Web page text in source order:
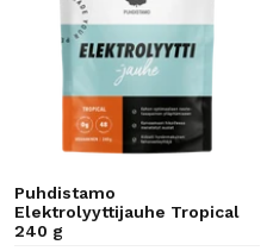
Puhdistamo
Elektrolyyttijauhe Tropical
240 g